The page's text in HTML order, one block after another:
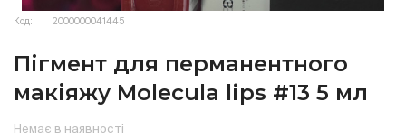
Код: 2000000041445
Пігмент для перманентного
макіяжу Molecula lips #13 5 мл
Немає в наявності